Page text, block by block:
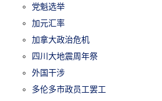
党魁选举
加元汇率
加拿大政治危机
四川大地震周年祭
外国干涉
多伦多市政员工罢工